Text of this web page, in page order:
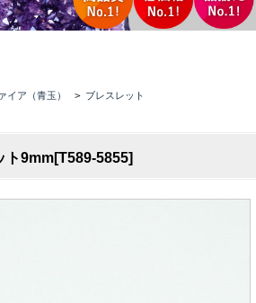
イア（青玉） > ブレスレット
ト9mm[T589-5855]